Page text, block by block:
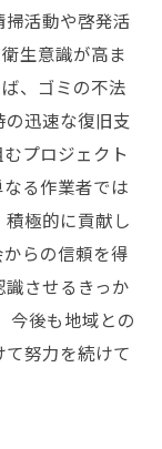
活動や啓発活
生意識が高ま
、ゴミの不法
迅速な復旧支
プロジェクト
る作業者では
極的に貢献し
らの信頼を得
させるきっか
今後も地域との
努力を続けて